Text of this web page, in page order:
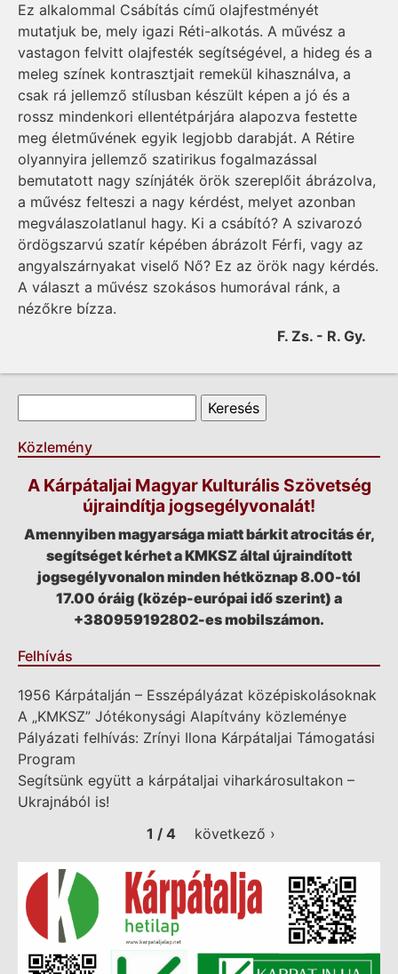
Ez alkalommal Csábítás című olajfestményét
mutatjuk be, mely igazi Réti-alkotás. A művész a
vastagon felvitt olajfesték segítségével, a hideg és a
meleg színek kontrasztjait remekül kihasználva, a
csak rá jellemző stílusban készült képen a jó és a
rossz mindenkori ellentétpárjára alapozva festette
meg életművének egyik legjobb darabját. A Rétire
olyannyira jellemző szatirikus fogalmazással
bemutatott nagy színjáték örök szereplőit ábrázolva,
a művész felteszi a nagy kérdést, melyet azonban
megválaszolatlanul hagy. Ki a csábító? A szivarozó
ördögszarvú szatír képében ábrázolt Férfi, vagy az
angyalszárnyakat viselő Nő? Ez az örök nagy kérdés.
A választ a művész szokásos humorával ránk, a
nézőkre bízza.
F. Zs. - R. Gy.
Keresés űrlap
Keresés
Közlemény
A Kárpátaljai Magyar Kulturális Szövetség
újraindítja jogsegélyvonalát!
Amennyiben magyarsága miatt bárkit atrocitás ér,
segítséget kérhet a KMKSZ által újraindított
jogsegélyvonalon minden hétköznap 8.00-tól
17.00 óráig (közép-európai idő szerint) a
+380959192802-es mobilszámon.
Felhívás
1956 Kárpátalján – Esszépályázat középiskolásoknak
A „KMKSZ” Jótékonysági Alapítvány közleménye
Pályázati felhívás: Zrínyi Ilona Kárpátaljai Támogatási
Program
Segítsünk együtt a kárpátaljai viharkárosultakon –
Ukrajnából is!
1 / 4
következő ›